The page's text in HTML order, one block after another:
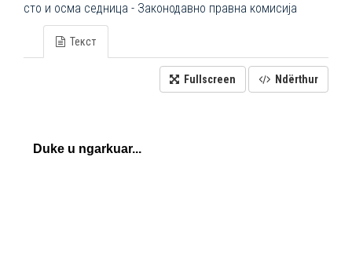
сто и осма седница - Законодавно правна комисија
Текст
Fullscreen Ndërthur